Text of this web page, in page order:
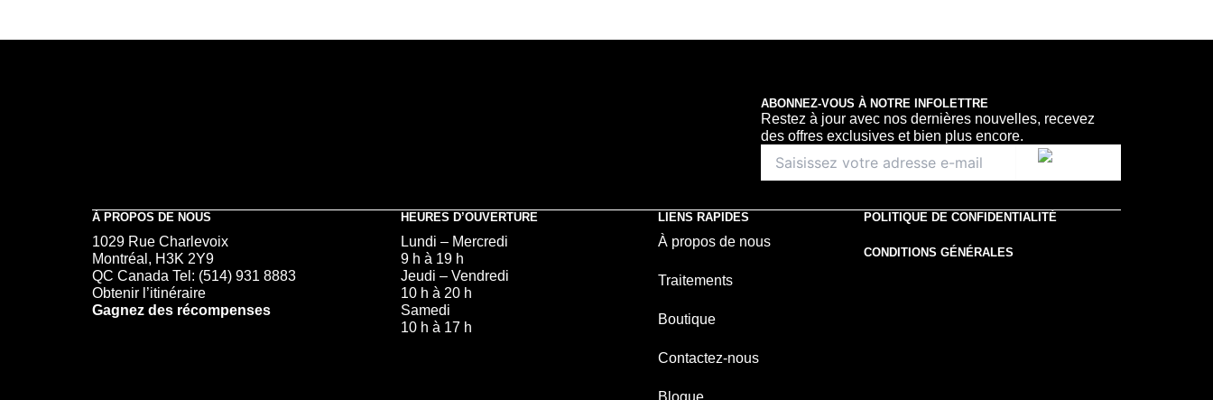
ABONNEZ-VOUS À NOTRE INFOLETTRE
Restez à jour avec nos dernières nouvelles, recevez
des offres exclusives et bien plus encore.
À PROPOS DE NOUS
1029 Rue Charlevoix
Montréal, H3K 2Y9
QC Canada Tel: (514) 931 8883
Obtenir l’itinéraire
Gagnez des récompenses
HEURES D’OUVERTURE
Lundi – Mercredi
9 h à 19 h
Jeudi – Vendredi
10 h à 20 h
Samedi
10 h à 17 h
LIENS RAPIDES
À propos de nous
Traitements
Boutique
Contactez-nous
POLITIQUE DE CONFIDENTIALITÉ
CONDITIONS GÉNÉRALES